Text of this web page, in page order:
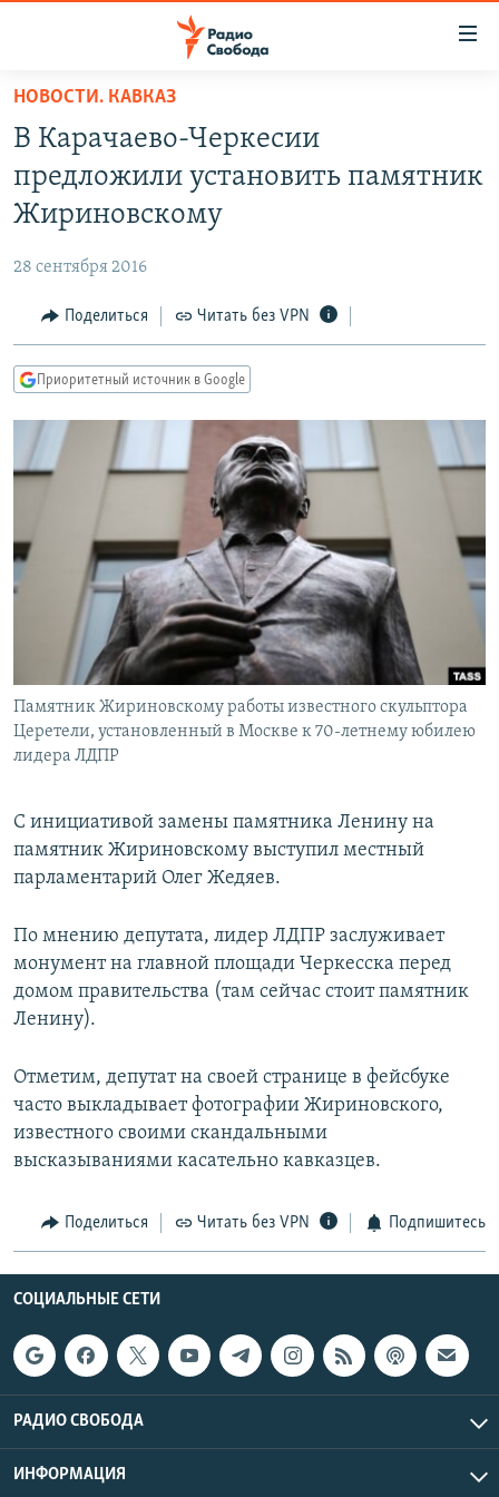
упрощенного
доступа
основному
Вернутся
Вернутся
поиску
ПОДКАСТЫ
АВТОРСКИЕ ПРОЕКТЫ
МНЕНИЯ
КУЛЬТУРА
КАВКАЗ.РЕАЛИИ
СЕВЕР.РЕАЛИИ
СИБИРЬ.РЕАЛИИ
РАСПИСАНИЕ ВЕЩАНИЯ
ПОДПИШИТЕСЬ НА РАССЫЛКУ
СОЦИАЛЬНЫЕ СЕТИ
Все сайты РСЕ/РС
НОВОСТИ. КАВКАЗ
В Карачаево-Черкесии
предложили установить памятник
Жириновскому
28 сентября 2016
Поделиться Читать без VPN
Приоритетный источник в Google
Памятник Жириновскому работы известного скульптора
Церетели, установленный в Москве к 70-летнему юбилею
лидера ЛДПР
С инициативой замены памятника Ленину на
памятник Жириновскому выступил местный
парламентарий Олег Жедяев.
По мнению депутата, лидер ЛДПР заслуживает
монумент на главной площади Черкесска перед
домом правительства (там сейчас стоит памятник
Ленину).
Отметим, депутат на своей странице в фейсбуке
часто выкладывает фотографии Жириновского,
известного своими скандальными
высказываниями касательно кавказцев.
Поделиться Читать без VPN Подпишитесь
СОЦИАЛЬНЫЕ СЕТИ
РАДИО СВОБОДА
ИНФОРМАЦИЯ